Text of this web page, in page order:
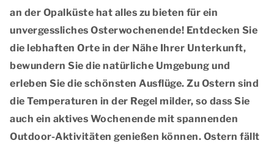
an der Opalküste hat alles zu bieten für ein
unvergessliches Osterwochenende! Entdecken Sie
die lebhaften Orte in der Nähe Ihrer Unterkunft,
bewundern Sie die natürliche Umgebung und
erleben Sie die schönsten Ausflüge. Zu Ostern sind
die Temperaturen in der Regel milder, so dass Sie
auch ein aktives Wochenende mit spannenden
Outdoor-Aktivitäten genießen können. Ostern fällt